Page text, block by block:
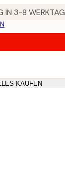
IN 3-8
KAUFEN